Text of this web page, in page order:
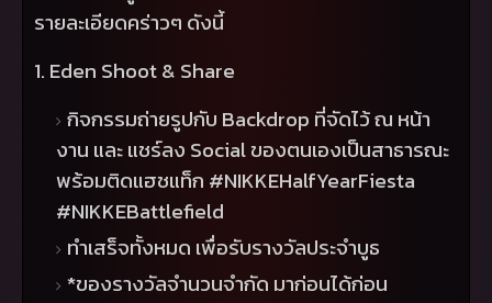
รายละเอียดคร่าวๆ ดังนี้
1. Eden Shoot & Share
กิจกรรมถ่ายรูปกับ Backdrop ที่จัดไว้ ณ หน้า
งาน และ แชร์ลง Socialของตนเองเป็นสาธารณะ
พร้อมติดแฮชแท็ก #NIKKEHalfYearFiesta
#NIKKEBattlefield
ทำเสร็จทั้งหมด เพื่อรับรางวัลประจำบูธ
*ของรางวัลจำนวนจำกัด มาก่อนได้ก่อน